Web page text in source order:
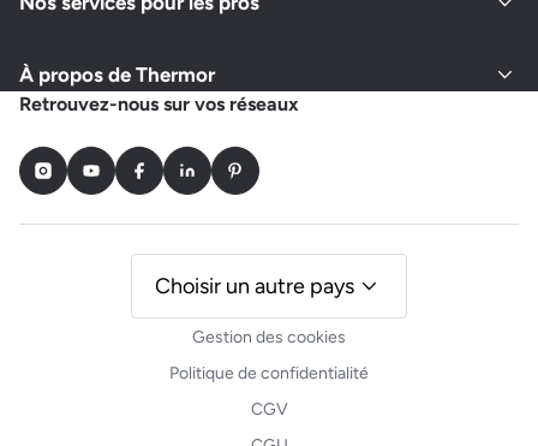
À propos de Thermor
Retrouvez-nous sur vos réseaux
InstagramYoutubeFacebookLinkedInPinterest
Gestion des cookies
Politique de confidentialité
CGV
Choisir un autre pays